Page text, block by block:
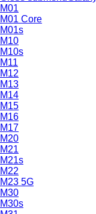
M01
M01 Core
M01s
M10
M10s
M11
M12
M13
M14
M15
M16
M17
M20
M21
M21s
M22
M23 5G
M30
M30s